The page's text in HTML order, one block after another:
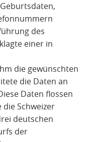
des
einer in
die gewünschten
die Daten an
Daten flossen
Schweizer
deutschen
der